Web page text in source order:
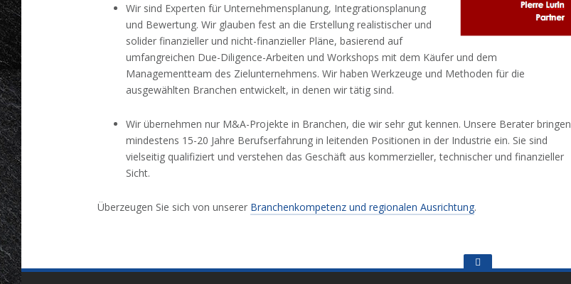
Wir sind Experten für Unternehmensplanung, Integrationsplanung
und Bewertung. Wir glauben fest an die Erstellung realistischer und
solider finanzieller und nicht-finanzieller Pläne, basierend auf
umfangreichen Due-Diligence-Arbeiten und Workshops mit dem Käufer und dem
Managementteam des Zielunternehmens. Wir haben Werkzeuge und Methoden für die
ausgewählten Branchen entwickelt, in denen wir tätig sind.
Wir übernehmen nur M&A-Projekte in Branchen, die wir sehr gut kennen. Unsere Berater bringen
mindestens 15-20 Jahre Berufserfahrung in leitenden Positionen in der Industrie ein. Sie sind
vielseitig qualifiziert und verstehen das Geschäft aus kommerzieller, technischer und finanzieller
Sicht.
Überzeugen Sie sich von unserer Branchenkompetenz und regionalen Ausrichtung.
to